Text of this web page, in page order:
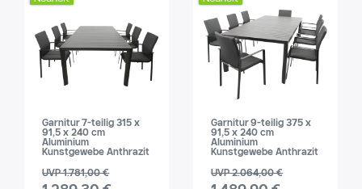
Garnitur 7-teilig 315 x
91,5 x 240 cm
Aluminium
Kunstgewebe Anthrazit
UVP 1.781,00 €
Garnitur 9-teilig 375 x
91,5 x 240 cm
Aluminium
Kunstgewebe Anthrazit
UVP 2.064,00 €